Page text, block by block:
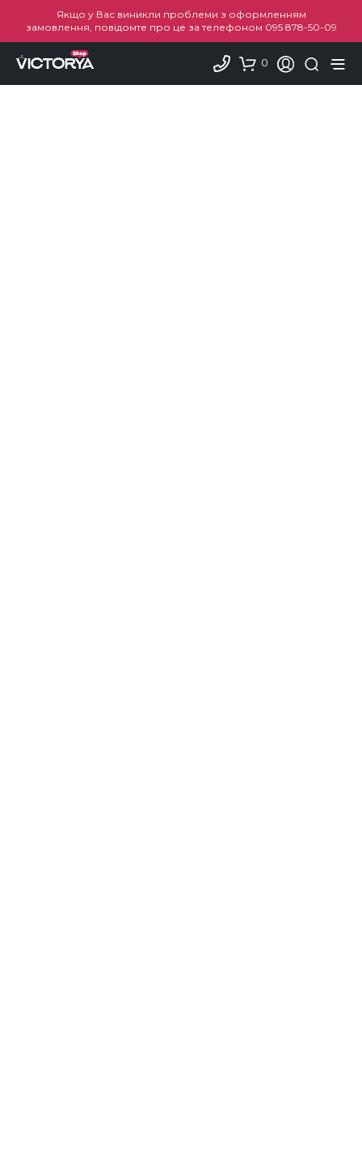
Якщо у Вас виникли проблеми з оформленням
замовлення, повідомте про це за телефоном 095 878-50-09
0